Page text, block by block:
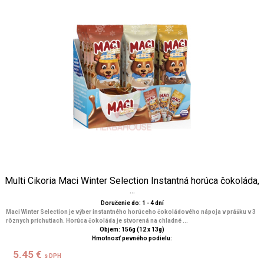
Multi Cikoria Maci Winter Selection Instantná horúca čokoláda,
...
Doručenie do: 1 - 4 dní
Maci Winter Selection je výber instantného horúceho čokoládového nápoja v prášku v 3
rôznych príchutiach. Horúca čokoláda je stvorená na chladné ...
Objem: 156g (12 x 13g)
Hmotnosť pevného podielu:
5.45 € s DPH